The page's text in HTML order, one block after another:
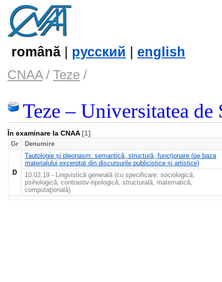
română| русский
english
CNAA/ Teze /
Teze – Universitatea de
În examinare la CNAA[1]
Gr Denumire
D
Tautologie și pleonasm: semantică, structură, funcționare (pe baza
materialului excerptat din discursurile publicistice și artistice)
10.02.19 - Lingvistică generală (cu specificare: sociologică,
psihologică, contrastiv-tipologică, structurală, matematică,
computaţională)